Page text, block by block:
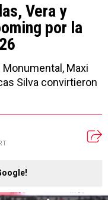
Vera y
por la
Monumental, Maxi
Silva convirtieron